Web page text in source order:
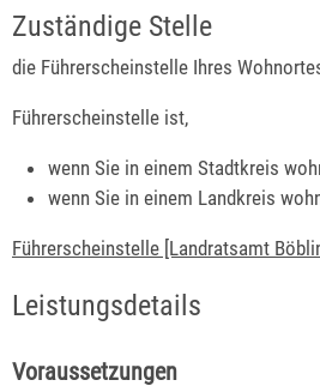
Zuständige Stelle
die Führerscheinstelle Ihres
Führerscheinstelle ist,
wenn Sie in einem Stadtkreis
wenn Sie in einem Landkreis
Führerscheinstelle [Landratsamt
Leistungsdetails
Voraussetzungen